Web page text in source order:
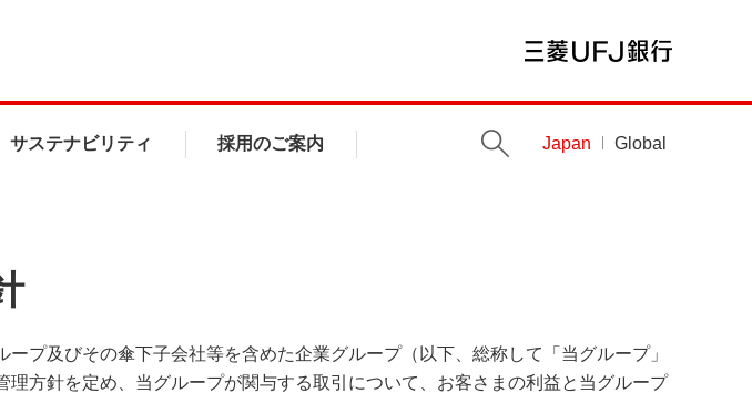
サステナビリティ 採用のご案内 Japan Global
プ及びその傘下子会社等を含めた企業グループ（以下、総称して「当グループ」
理方針を定め、当グループが関与する取引について、お客さまの利益と当グループ